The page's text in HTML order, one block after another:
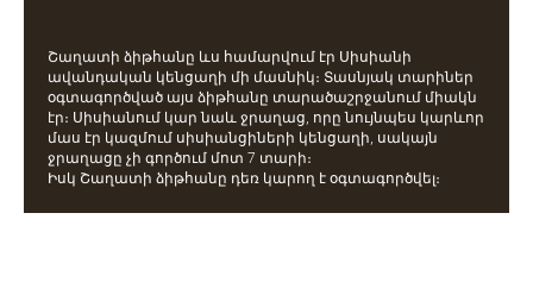
Շաղատի ձիթհանը ևս համարվում էր Սիսիանի
ավանդական կենցաղի մի մասնիկ։ Տասնյակ տարիներ
օգտագործված այս ձիթհանը տարածաշրջանում միակն
էր։ Սիսիանում կար նաև ջրաղաց, որը նույնպես կարևոր
մաս էր կազմում սիսիանցիների կենցաղի, սակայն
ջրաղացը չի գործում մոտ 7 տարի։
Իսկ Շաղատի ձիթհանը դեռ կարող է օգտագործվել։